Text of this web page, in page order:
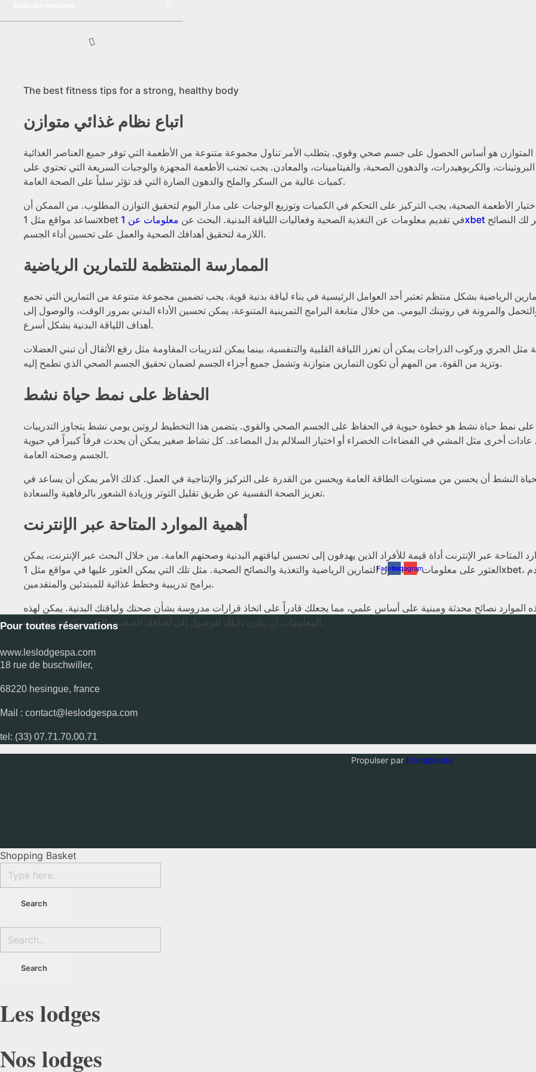
The best fitness tips for a strong, healthy body
اتباع نظام غذائي متوازن
المتوازن هو أساس الحصول على جسم صحي وقوي. يتطلب الأمر تناول مجموعة متنوعة من الأطعمة التي توفر جميع العناصر الغذائية
والكربوهيدرات، والدهون الصحية، والفيتامينات، والمعادن. يجب تجنب الأطعمة المجهزة والوجبات السريعة التي تحتوي على
كميات عالية من السكر والملح والدهون الضارة التي قد تؤثر سلباً على الصحة العامة.
الأطعمة الصحية، يجب التركيز على التحكم في الكميات وتوزيع الوجبات على مدار اليوم لتحقيق التوازن المطلوب. من الممكن أن
تساعد مواقع مثل 1xbet في تقديم معلومات عن التغذية الصحية وفعاليات اللياقة البدنية. البحث عنمعلومات عن 1xbet
اللازمة لتحقيق أهدافك الصحية والعمل على تحسين أداء الجسم.
الممارسة المنتظمة للتمارين الرياضية
الرياضية بشكل منتظم تعتبر أحد العوامل الرئيسية في بناء لياقة بدنية قوية. يجب تضمين مجموعة متنوعة من التمارين التي تجمع
والمرونة في روتينك اليومي. من خلال متابعة البرامج التمرينية المتنوعة، يمكن تحسين الأداء البدني بمرور الوقت، والوصول إلى
أهداف اللياقة البدنية بشكل أسرع.
مثل الجري وركوب الدراجات يمكن أن تعزز اللياقة القلبية والتنفسية، بينما يمكن لتدريبات المقاومة مثل رفع الأثقال أن تبني العضلات
وتزيد من القوة. من المهم أن تكون التمارين متوازنة وتشمل جميع أجزاء الجسم لضمان تحقيق الجسم الصحي الذي تطمح إليه.
الحفاظ على نمط حياة نشط
على نمط حياة نشط هو خطوة حيوية في الحفاظ على الجسم الصحي والقوي. يتضمن هذا التخطيط لروتين يومي نشط يتجاوز التدريبات
عادات أخرى مثل المشي في الفضاءات الخضراء أو اختيار السلالم بدل المصاعد. كل نشاط صغير يمكن أن يحدث فرقاً كبيراً في حيوية
الجسم وصحته العامة.
النشط أن يحسن من مستويات الطاقة العامة ويحسن من القدرة على التركيز والإنتاجية في العمل. كذلك الأمر يمكن أن يساعد في
تعزيز الصحة النفسية عن طريق تقليل التوتر وزيادة الشعور بالرفاهية والسعادة.
أهمية الموارد المتاحة عبر الإنترنت
المتاحة عبر الإنترنت أداة قيمة للأفراد الذين يهدفون إلى تحسين لياقتهم البدنية وصحتهم العامة. من خلال البحث عبر الإنترنت، يمكن
العثور على معلومات قيمة حول التمارين الرياضية والتغذية والنصائح الصحية. مثل تلك التي يمكن العثور عليها في مواقع مثل 1xbet، التي قد تقدم
برامج تدريبية وخطط غذائية للمبتدئين والمتقدمين.
الموارد نصائح محدثة ومبنية على أساس علمي، مما يجعلك قادراً على اتخاذ قرارات مدروسة بشأن صحتك ولياقتك البدنية. يمكن لهذه
المعلومات أن تكون دليلك للوصول إلى أهدافك الصحية والبدنية بكفاءة وفاعلية.
FacebookInstagram
Pour toutes réservations
www.leslodgespa.com
18 rue de buschwiller,
68220 hesingue, france
Mail : contact@leslodgespa.com
tel: (33) 07.71.70.00.71
Propulser par Ecompresta
Shopping Basket
Les lodges
Nos lodges